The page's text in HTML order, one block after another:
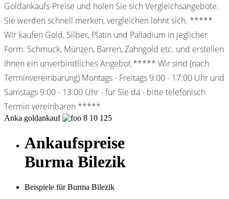
Goldankaufs-Preise und holen Sie sich Vergleichsangebote.
Sie werden schnell merken, vergleichen lohnt sich. *****
Wir kaufen Gold, Silber, Platin und Palladium in jeglicher
Form: Schmuck, Münzen, Barren, Zahngold etc. und erstellen
Ihnen ein unverbindliches Angebot.***** Wir sind (nach
Terminvereinbarung) Montags - Freitags 9:00 - 17:00 Uhr und
Samstags 9:00 - 13:00 Uhr - für Sie da - bitte telefonisch
Termin vereinbaren *****
Anka goldankauf 8 10 125
Ankaufspreise
Burma Bilezik
Beispiele für Burma Bilezik